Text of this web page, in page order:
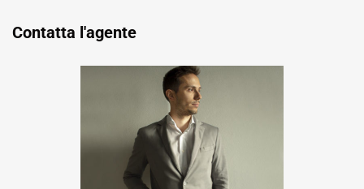
Contatta l'agente